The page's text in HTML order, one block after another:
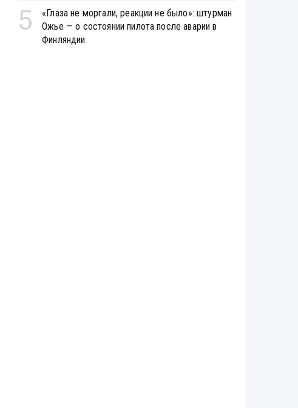
5
«Глаза не моргали, реакции не было»: штурман
Ожье — о состоянии пилота после аварии в
Финляндии